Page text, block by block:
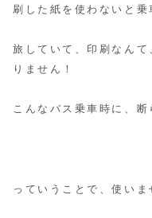
刷した紙を使わないと乗
旅していて、印刷なん
りません！
こんなバス乗車時に、断
っていうことで、使いま